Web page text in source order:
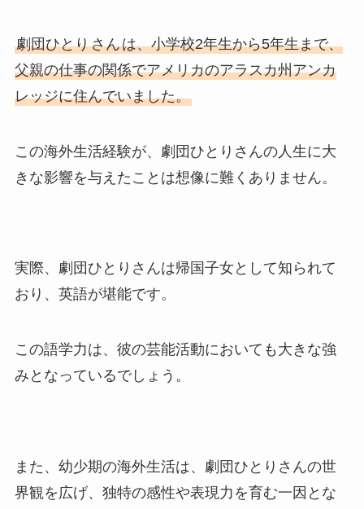
劇団ひとりさんは、小学校2年生から5年生まで、
父親の仕事の関係でアメリカのアラスカ州アンカ
レッジに住んでいました。
この海外生活経験が、劇団ひとりさんの人生に大
きな影響を与えたことは想像に難くありません。
実際、劇団ひとりさんは帰国子女として知られて
おり、英語が堪能です。
この語学力は、彼の芸能活動においても大きな強
みとなっているでしょう。
また、幼少期の海外生活は、劇団ひとりさんの世
界観を広げ、独特の感性や表現力を育む一因とな